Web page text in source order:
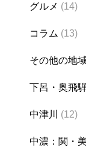
グルメ (14)
コラム (13)
その他の地
下呂・奥飛
中津川 (12)
中濃：関・